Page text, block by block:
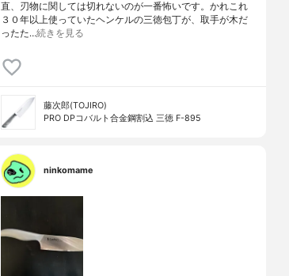
直、刃物に関しては切れないのが一番怖いです。かれこれ
３０年以上使っていたヘンケルの三徳包丁が、取手が木だ
ったた…続きを見る
藤次郎(TOJIRO)
PRO DPコバルト合金鋼割込 三徳 F-895
ninkomame